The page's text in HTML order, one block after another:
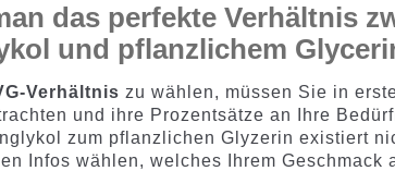
das perfekte Verhältnis
und pflanzlichem
Verhältnis zu wählen, müssen Sie in
und ihre Prozentsätze an Ihre
zum pflanzlichen Glyzerin existiert
Infos wählen, welches Ihrem Geschmack